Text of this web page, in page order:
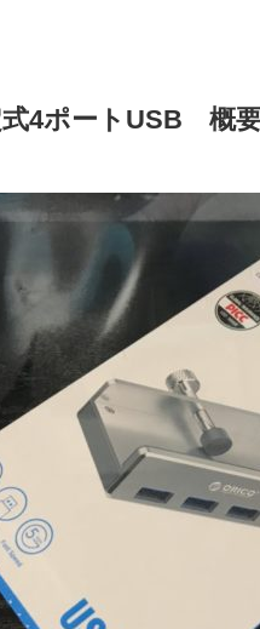
式4ポートUSB 概